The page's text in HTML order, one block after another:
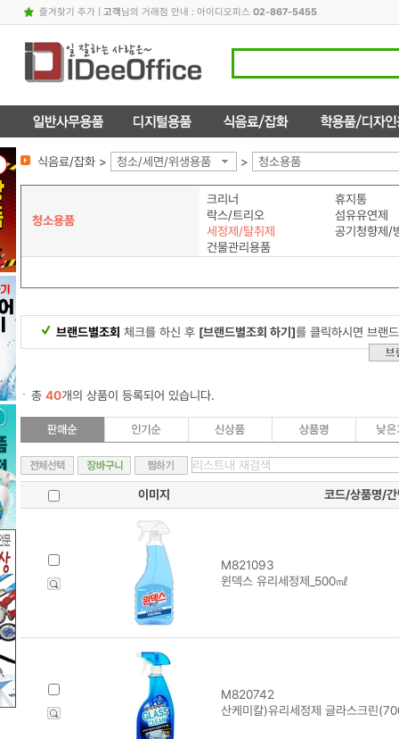
즐겨찾기 추가| 고객님의 거래점 안내 : 아이디오피스 02-867-5455
식음료/잡화 > 청소/세면/위생용품 > 청소용품
청소용품
크리너
휴지통
락스/트리오
섬유유연제
세정제/탈취제
공기청향제/
건물관리용품
브랜드별조회 체크를 하신 후 [브랜드별조회 하기]를 클릭하시면 브랜
총 40개의 상품이 등록되어 있습니다.
이미지 코드/상품명/간
M821093
윈덱스 유리세정제_500㎖
M820742
산케미칼)유리세정제 글라스크린